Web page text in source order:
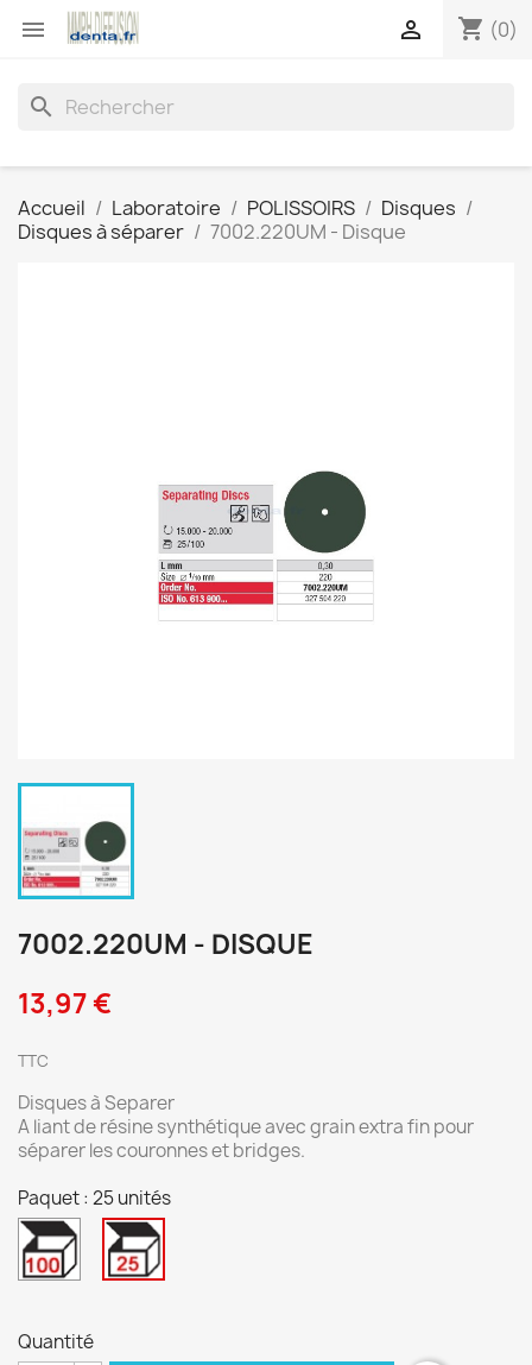
 shopping_cart (0)

search
Accueil Laboratoire POLISSOIRS
Disques
Disques à séparer
7002.220UM - Disque
7002.220UM - DISQUE
13,97 €
TTC
Disques à Separer
A liant de résine synthétique avec grain extra fin pour
séparer les couronnes et bridges.
Paquet : 25 unités
100
unités
25
Quantité